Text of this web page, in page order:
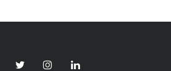
Lien
Lien
Lien